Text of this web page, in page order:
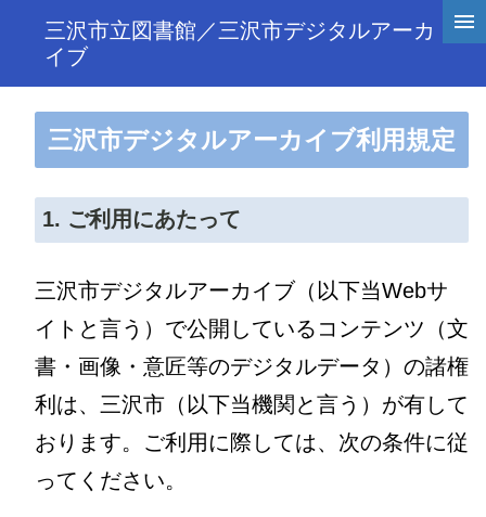
三沢市立図書館／三沢市デジタルアーカ
イブ